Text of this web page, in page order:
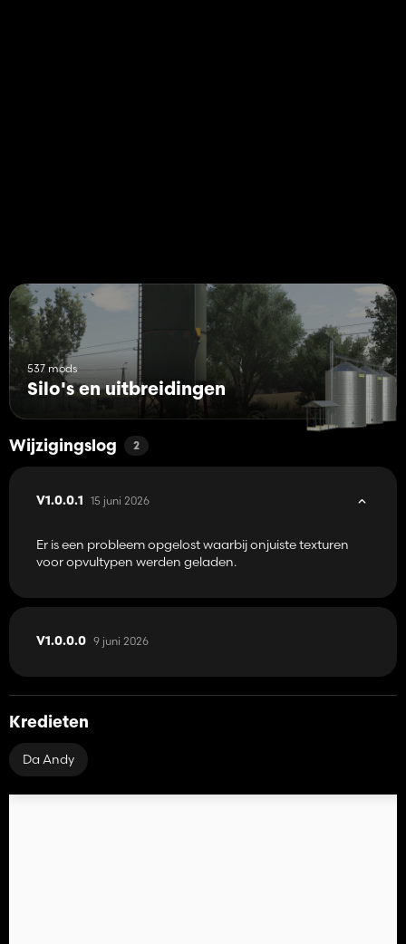
gemakkelijkste manier om mij te bereiken is via de gebruikelijke
platforms.
537 mods
Silo's en uitbreidingen
Wijzigingslog 2
V1.0.0.1 15 juni 2026
Er is een probleem opgelost waarbij onjuiste texturen
voor opvultypen werden geladen.
V1.0.0.0 9 juni 2026
Kredieten
Da Andy